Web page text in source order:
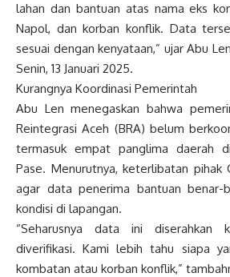
lahan dan bantuan atas nama eks
Napol, dan korban konflik. Data
sesuai dengan kenyataan,” ujar Abu
Senin, 13 Januari 2025.
Kurangnya Koordinasi Pemerintah
Abu Len menegaskan bahwa
Reintegrasi Aceh (BRA) belum
termasuk empat panglima daerah
Pase. Menurutnya, keterlibatan pihak
agar data penerima bantuan benar-
kondisi di lapangan.
“Seharusnya data ini diserahkan
diverifikasi. Kami lebih tahu siapa
kombatan atau korban konflik,”